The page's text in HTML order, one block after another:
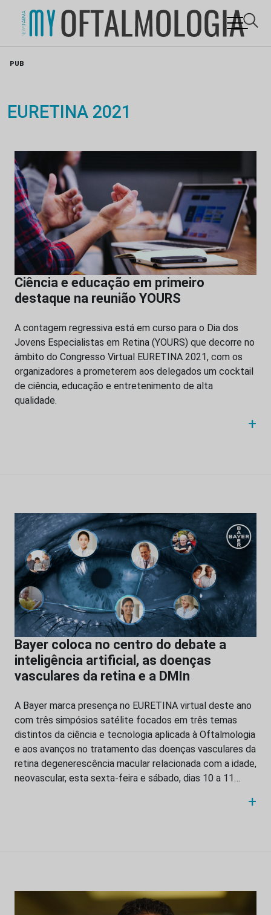
PUB
EURETINA 2021
Ciência e educação em primeiro
destaque na reunião YOURS
A contagem regressiva está em curso para o Dia dos
Jovens Especialistas em Retina (YOURS) que decorre no
âmbito do Congresso Virtual EURETINA 2021, com os
organizadores a prometerem aos delegados um cocktail
de ciência, educação e entretenimento de alta
qualidade.
+
Bayer coloca no centro do debate a
inteligência artificial, as doenças
vasculares da retina e a DMIn
A Bayer marca presença no EURETINA virtual deste ano
com três simpósios satélite focados em três temas
distintos da ciência e tecnologia aplicada à Oftalmologia
e aos avanços no tratamento das doenças vasculares da
retina degenerescência macular relacionada com a idade,
neovascular, esta sexta-feira e sábado, dias 10 a 11…
+